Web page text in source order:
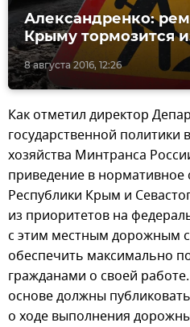
8 августа 2016, 12:26
Александренко:
Крыму тормозится
Как отметил директор
государственной политики
хозяйства Минтранса
приведение в нормативное
Республики Крым и
из приоритетов на
с этим местным дорожным
обеспечить максимально
гражданами о своей
основе должны
о ходе выполнения